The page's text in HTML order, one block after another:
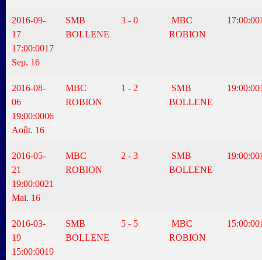
2016-09-
17
17:00:0017
Sep. 16
SMB
BOLLENE
3 - 0
MBC
ROBION
17:00:00
2016-08-
06
19:00:0006
Août. 16
MBC
ROBION
1 - 2
SMB
BOLLENE
19:00:00
2016-05-
21
19:00:0021
Mai. 16
MBC
ROBION
2 - 3
SMB
BOLLENE
19:00:00
2016-03-
19
15:00:0019
SMB
BOLLENE
5 - 5
MBC
ROBION
15:00:00